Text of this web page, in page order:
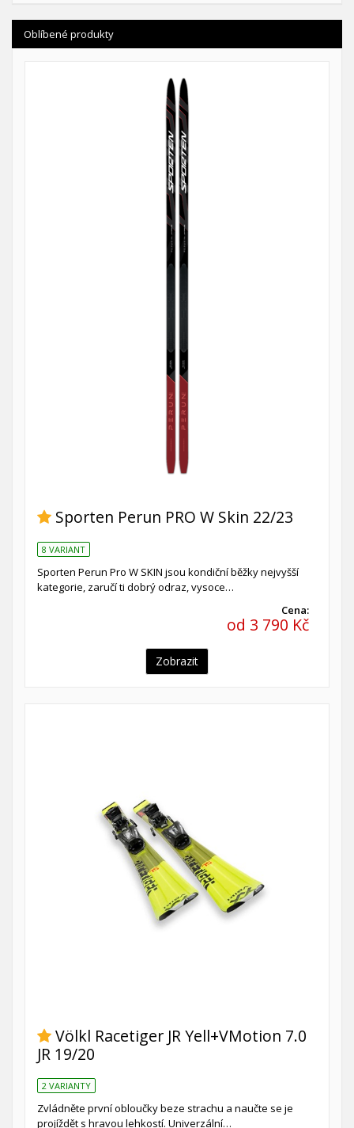
Oblíbené produkty
Sporten Perun PRO W Skin 22/23
8 VARIANT
Sporten Perun Pro W SKIN jsou kondiční běžky nejvyšší
kategorie, zaručí ti dobrý odraz, vysoce…
Cena:
od 3 790 Kč
Zobrazit
Völkl Racetiger JR Yell+VMotion 7.0
JR 19/20
2 VARIANTY
Zvládněte první obloučky beze strachu a naučte se je
projíždět s hravou lehkostí. Univerzální…